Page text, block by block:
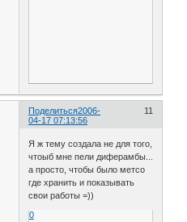
Поделиться 11
2006-
04-17 07:13:56
Я ж тему создала не для того,
чтоыб мне пели диферамбы...
а просто, чтобы было метсо
где хранить и показывать
свои работы =))
0